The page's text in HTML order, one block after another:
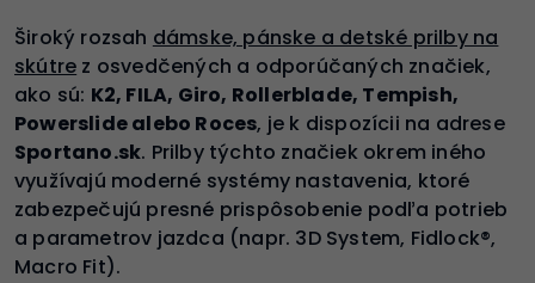
Široký rozsah dámske, pánske a detské prilby na
skútre z osvedčených a odporúčaných značiek,
ako sú: K2, FILA, Giro, Rollerblade, Tempish,
Powerslide alebo Roces, je k dispozícii na adrese
Sportano.sk. Prilby týchto značiek okrem iného
využívajú moderné systémy nastavenia, ktoré
zabezpečujú presné prispôsobenie podľa potrieb
a parametrov jazdca (napr. 3D System, Fidlock®,
Macro Fit).